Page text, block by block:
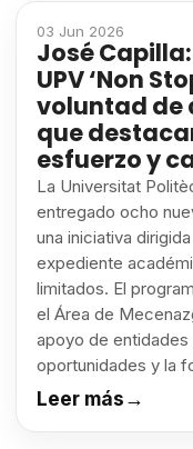
03 Jun 2026
José
UPV ‘Non
voluntad de
que
esfuerzo y
La Universitat
entregado ocho
una iniciativa
expediente
limitados. El
el Área de
apoyo de
oportunidades y la
Leer más→